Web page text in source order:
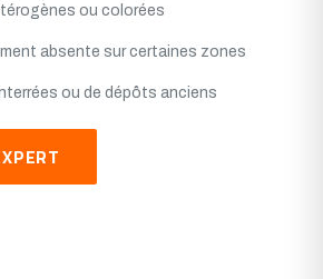
ou colorées
absente sur certaines zones
ou de dépôts anciens